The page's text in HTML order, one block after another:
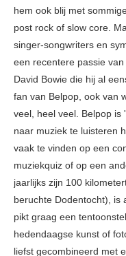
hem ook blij met
post rock of slow core.
singer-songwriters en
een recentere passie
David Bowie die hij al
fan van Belpop, ook van
veel, heel veel. Belpop is
naar muziek te luisteren
vaak te vinden op een
muziekquiz of op een
jaarlijks zijn 100
beruchte Dodentocht), is
pikt graag een
hedendaagse kunst of
liefst gecombineerd met